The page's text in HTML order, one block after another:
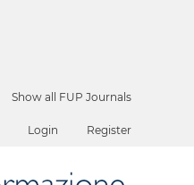
Show all FUP Journals
Login Register